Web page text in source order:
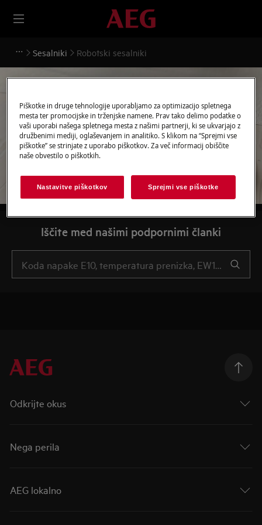
Sesalniki Robotski sesalniki
Podpora za Robotski
sesalniki
Iščite med našimi podpornimi članki
Odkrijte okus
Nega perila
AEG lokalno
Piškotke in druge tehnologije uporabljamo za optimizacijo spletnega
mesta ter promocijske in trženjske namene. Prav tako delimo podatke o
vaši uporabi našega spletnega mesta z našimi partnerji, ki se ukvarjajo z
družbenimi mediji, oglaševanjem in analitiko. S klikom na “Sprejmi vse
piškotke” se strinjate z uporabo piškotkov. Za več informacij obiščite
naše obvestilo o piškotkih.
Nastavitve piškotkov Sprejmi vse piškotke